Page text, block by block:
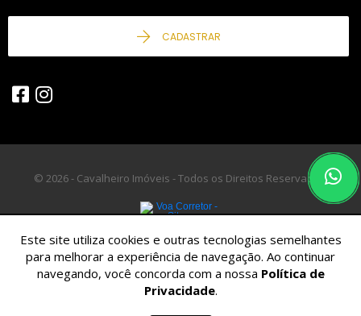
CADASTRAR
© 2026 - Cavalheiro Imóveis - Todos os Direitos Reservados.
Este site utiliza cookies e outras tecnologias semelhantes
para melhorar a experiência de navegação. Ao continuar
navegando, você concorda com a nossa Política de
Privacidade.